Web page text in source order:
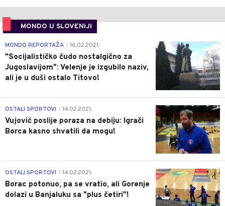
MONDO U SLOVENIJI
4
MONDO REPORTAŽA 16.02.2021.
"Socijalističko čudo nostalgično za
Jugoslavijom": Velenje je izgubilo naziv,
ali je u duši ostalo Titovo!
1
OSTALI SPORTOVI 14.02.2021.
Vujović poslije poraza na debiju: Igrači
Borca kasno shvatili da mogu!
3
OSTALI SPORTOVI 14.02.2021.
Borac potonuo, pa se vratio, ali Gorenje
dolazi u Banjaluku sa "plus četiri"!